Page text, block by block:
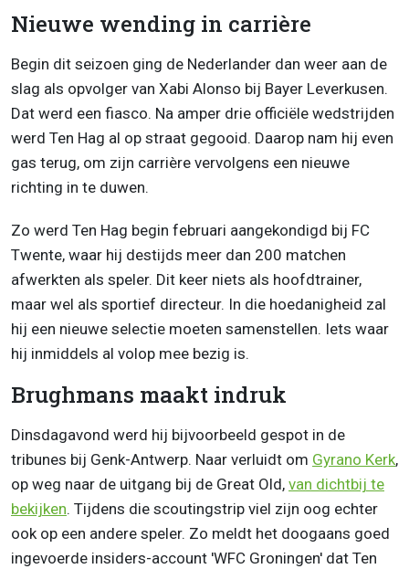
Nieuwe wending in carrière
Begin dit seizoen ging de Nederlander dan weer aan de
slag als opvolger van Xabi Alonso bij Bayer Leverkusen.
Dat werd een fiasco. Na amper drie officiële wedstrijden
werd Ten Hag al op straat gegooid. Daarop nam hij even
gas terug, om zijn carrière vervolgens een nieuwe
richting in te duwen.
Zo werd Ten Hag begin februari aangekondigd bij FC
Twente, waar hij destijds meer dan 200 matchen
afwerkten als speler. Dit keer niets als hoofdtrainer,
maar wel als sportief directeur. In die hoedanigheid zal
hij een nieuwe selectie moeten samenstellen. Iets waar
hij inmiddels al volop mee bezig is.
Brughmans maakt indruk
Dinsdagavond werd hij bijvoorbeeld gespot in de
tribunes bij Genk-Antwerp. Naar verluidt om Gyrano Kerk,
op weg naar de uitgang bij de Great Old, van dichtbij te
bekijken. Tijdens die scoutingstrip viel zijn oog echter
ook op een andere speler. Zo meldt het doogaans goed
ingevoerde insiders-account 'WFC Groningen' dat Ten